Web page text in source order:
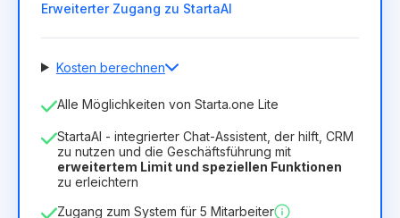
Erweiterter Zugang zu StartaAI
Kosten berechnen
Anzahl der Mitarbeiter
Dauer der Lizenz
12 Months(Rabatt -25%) Vorteilhaft
8.99€ 6.29€ /Monat
Alle Möglichkeiten von Starta.one Lite
StartaAI - integrierter Chat-Assistent, der hilft, CRM
zu nutzen und die Geschäftsführung mit
erweitertem Limit und speziellen Funktionen
zu erleichtern
Zugang zum System für 5 Mitarbeiter